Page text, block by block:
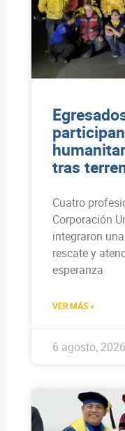
tras
Cuatro
Corporación
integraron
rescate y
esperanza
VER MÁS »
6 agosto, 2026